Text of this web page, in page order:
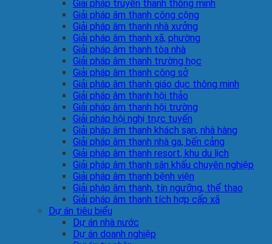
Giải pháp truyền thanh thông minh
Giải pháp âm thanh công cộng
Giải pháp âm thanh nhà xưởng
Giải pháp âm thanh xã, phường
Giải pháp âm thanh tòa nhà
Giải pháp âm thanh trường học
Giải pháp âm thanh công sở
Giải pháp âm thanh giáo dục thông minh
Giải pháp âm thanh hội thảo
Giải pháp âm thanh hội trường
Giải pháp hội nghị trực tuyến
Giải pháp âm thanh khách sạn, nhà hàng
Giải pháp âm thanh nhà ga, bến cảng
Giải pháp âm thanh resort, khu du lịch
Giải pháp âm thanh sân khấu chuyên nghiệp
Giải pháp âm thanh bệnh viện
Giải pháp âm thanh, tín ngưỡng, thể thao
Giải pháp âm thanh tích hợp cấp xã
Dự án tiêu biểu
Dự án nhà nước
Dự án doanh nghiệp